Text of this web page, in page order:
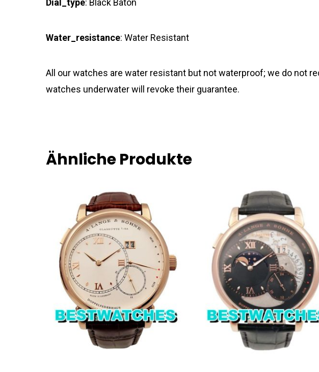
Dial_type: Black Baton
Water_resistance: Water Resistant
All our watches are water resistant but not waterproof; we do not
watches underwater will revoke their guarantee.
Ähnliche Produkte